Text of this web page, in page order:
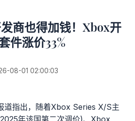
商也得加钱！Xbox开
件涨价33%
08-01 02:00:03
道指出，随着Xbox Series X/S主
年该国第二次调价)、Xbox